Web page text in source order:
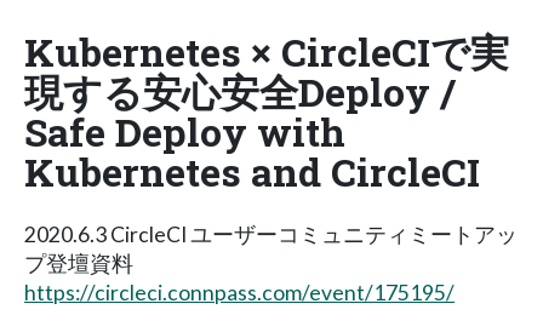
Kubernetes × CircleCIで実
現する安心安全Deploy /
Safe Deploy with
Kubernetes and CircleCI
2020.6.3 CircleCI ユーザーコミュニティミートアッ
プ登壇資料
https://circleci.connpass.com/event/175195/